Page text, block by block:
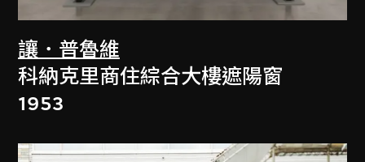
讓．普魯維
科納克里商住綜合大樓遮陽窗
1953